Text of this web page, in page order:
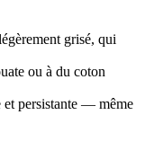
grisé, qui
ou à du coton
et persistante — même